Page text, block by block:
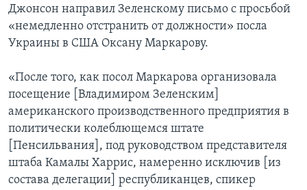
Джонсон направил Зеленскому письмо с просьбой
«немедленно отстранить от должности» посла
Украины в США Оксану Маркарову.
«После того, как посол Маркарова организовала
посещение [Владимиром Зеленским]
американского производственного предприятия в
политически колеблющемся штате
[Пенсильвания], под руководством представителя
штаба Камалы Харрис, намеренно исключив [из
состава делегации] республиканцев, спикер